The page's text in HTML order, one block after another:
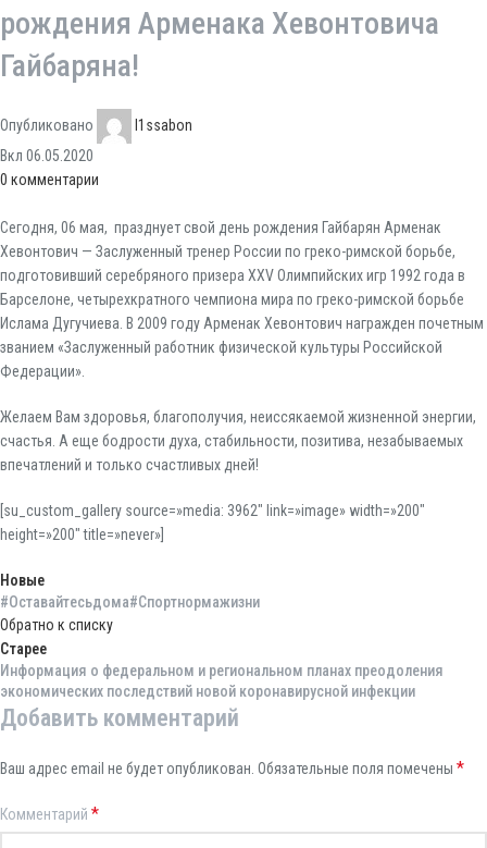
рождения Арменака Хевонтовича
Гайбаряна!
Опубликовано
l1ssabon
Вкл 06.05.2020
0 комментарии
Сегодня, 06 мая, празднует свой день рождения Гайбарян Арменак
Хевонтович — Заслуженный тренер России по греко-римской борьбе,
подготовивший серебряного призера XXV Олимпийских игр 1992 года в
Барселоне, четырехкратного чемпиона мира по греко-римской борьбе
Ислама Дугучиева. В 2009 году Арменак Хевонтович награжден почетным
званием «Заслуженный работник физической культуры Российской
Федерации».
Желаем Вам здоровья, благополучия, неиссякаемой жизненной энергии,
счастья. А еще бодрости духа, стабильности, позитива, незабываемых
впечатлений и только счастливых дней!
[su_custom_gallery source=»media: 3962″ link=»image» width=»200″
height=»200″ title=»never»]
Новые
#Оставайтесьдома#Спортнормажизни
Обратно к списку
Старее
Информация о федеральном и региональном планах преодоления
экономических последствий новой коронавирусной инфекции
Добавить комментарий
Ваш адрес email не будет опубликован. Обязательные поля помечены *
Комментарий *